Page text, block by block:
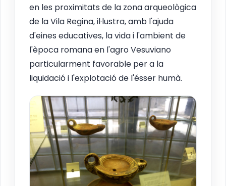
en les proximitats de la zona arqueològica
de la Vila Regina, il·lustra, amb l'ajuda
d'eines educatives, la vida i l'ambient de
l'època romana en l'agro Vesuviano
particularment favorable per a la
liquidació i l'explotació de l'ésser humà.